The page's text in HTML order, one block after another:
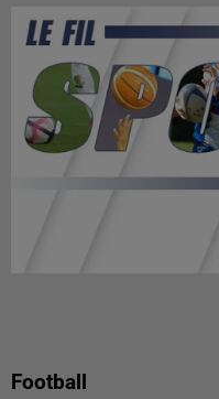
Football